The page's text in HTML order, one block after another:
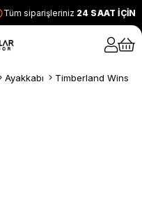
Tüm siparişleriniz 24 SAAT
Ayakkabı Timberland Winsor